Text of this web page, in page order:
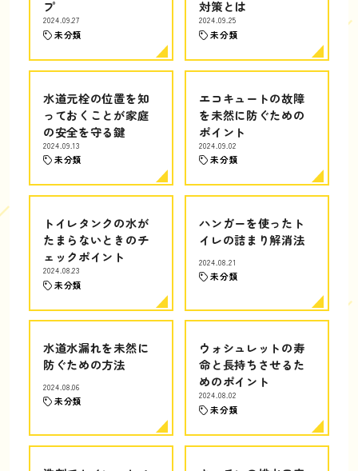
プ
2024.09.27
未分類
対策とは
2024.09.25
未分類
水道元栓の位置を知
っておくことが家庭
の安全を守る鍵
2024.09.13
未分類
エコキュートの故障
を未然に防ぐための
ポイント
2024.09.02
未分類
トイレタンクの水が
たまらないときのチ
ェックポイント
2024.08.23
未分類
ハンガーを使ったト
イレの詰まり解消法
2024.08.21
未分類
水道水漏れを未然に
防ぐための方法
2024.08.06
未分類
ウォシュレットの寿
命と長持ちさせるた
めのポイント
2024.08.02
未分類